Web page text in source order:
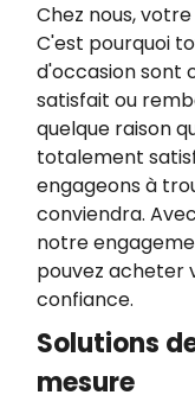
Chez nous,
C'est pourquoi
d'occasion sont
satisfait ou
quelque raison
totalement
engageons à
conviendra.
notre
pouvez acheter
confiance.
Solutions
mesure